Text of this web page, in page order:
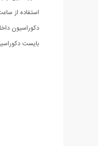
استفاده از
دکوراسیون
بایست